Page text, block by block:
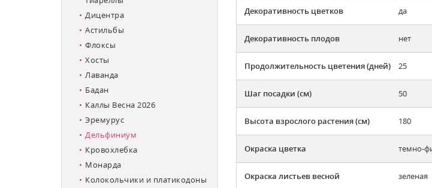
Дицентра
Астильбы
Флоксы
Хосты
Лаванда
Бадан
Каллы Весна 2026
Эремурус
Дельфиниум
Кровохлебка
Монарда
Колокольчики и платикодоны
Декоративность цветков да
Декоративность плодов нет
Продолжительность цветения (дней) 25
Шаг посадки (см) 50
Высота взрослого растения (см) 180
Окраска цветка темно-
Окраска листьев весной зеленая